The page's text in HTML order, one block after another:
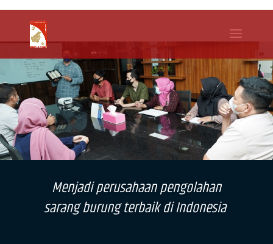
WhatsApp
Facebook
Menjadi perusahaan pengolahan
sarang burung terbaik di Indonesia